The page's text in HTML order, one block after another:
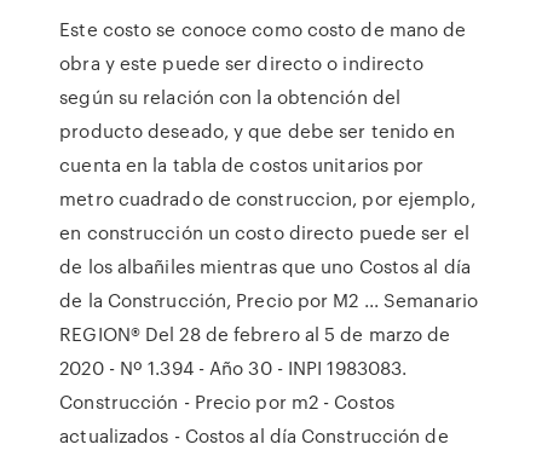
Este costo se conoce como costo de mano de
obra y este puede ser directo o indirecto
según su relación con la obtención del
producto deseado, y que debe ser tenido en
cuenta en la tabla de costos unitarios por
metro cuadrado de construccion, por ejemplo,
en construcción un costo directo puede ser el
de los albañiles mientras que uno Costos al día
de la Construcción, Precio por M2 ... Semanario
REGION® Del 28 de febrero al 5 de marzo de
2020 - Nº 1.394 - Año 30 - INPI 1983083.
Construcción - Precio por m2 - Costos
actualizados - Costos al día Construcción de